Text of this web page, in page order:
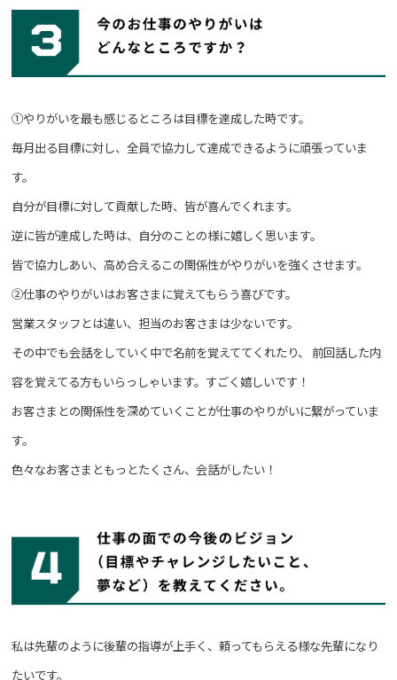
①やりがいを最も感じるところは目標を達成した時です。
毎月出る目標に対し、全員で協力して達成できるように頑張っていま
す。
自分が目標に対して貢献した時、皆が喜んでくれます。
逆に皆が達成した時は、自分のことの様に嬉しく思います。
皆で協力しあい、高め合えるこの関係性がやりがいを強くさせます。
②仕事のやりがいはお客さまに覚えてもらう喜びです。
営業スタッフとは違い、担当のお客さまは少ないです。
その中でも会話をしていく中で名前を覚えててくれたり、
前回話した内
容を覚えてる方もいらっしゃいます。すごく嬉しいです！
お客さまとの関係性を深めていくことが仕事のやりがいに繋がっていま
す。
色々なお客さまともっとたくさん、会話がしたい！
私は先輩のように後輩の指導が上手く、頼ってもらえる様な先輩になり
たいです。